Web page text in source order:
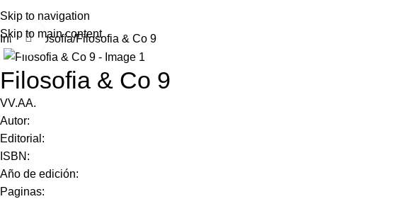
Skip to navigation
Skip to main content
Inicio Filosofía Filosofia & Co 9
Click to enlarge
Filosofia & Co 9
VV.AA.
Autor:
Editorial:
ISBN:
Año de edición:
Paginas: